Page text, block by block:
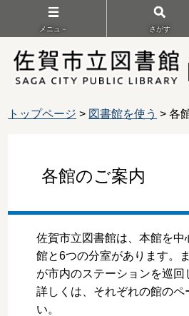
メニュ－ さがす
トップページ > 図書館を使う > 各
各館のご案内
佐賀市立図書館は、本館を中
館と6つの分室があります。
が市内のステーションを巡回
詳しくは、それぞれの館のペ
い。